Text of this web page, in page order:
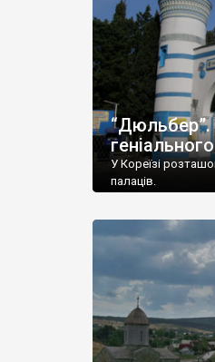
“Дюльбер”.
У Кореїзі
палаців.